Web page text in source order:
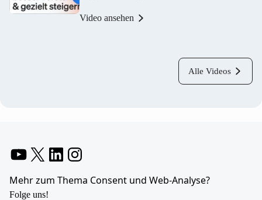
Video ansehen
Alle Videos
Mehr zum Thema Consent und Web-Analyse?
Folge uns!